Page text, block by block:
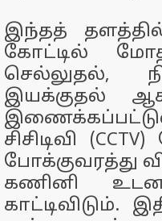
இந்தத்
கோட்டில்
செல்லுதல்,
இயக்குதல்
சிசிடிவி
போக்குவரத்து
கணினி